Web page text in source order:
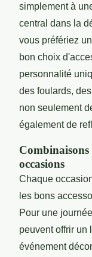
simplement à
central dans la
vous préfériez
bon choix
personnalité
des foulards,
non seulement
également de
Combinaisons
occasions
Chaque
les bons
Pour une
peuvent offrir un
événement